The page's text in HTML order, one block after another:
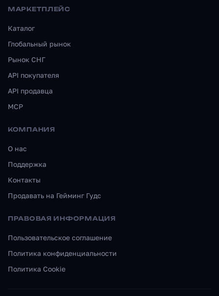
МАРКЕТПЛЕЙС
Каталог
Глобальный рынок
Рынок СНГ
API покупателя
API продавца
MCP
КОМПАНИЯ
О нас
Поддержка
Контакты
Продавать на Гейминг Гудс
ПРАВОВАЯ ИНФОРМАЦИЯ
Пользовательское соглашение
Политика конфиденциальности
Политика Cookie